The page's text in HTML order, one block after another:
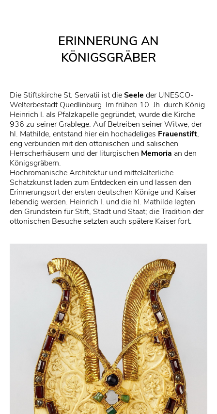
ERINNERUNG AN
KÖNIGSGRÄBER
Die Stiftskirche St. Servatii ist dieSeele der UNESCO-
Welterbestadt Quedlinburg. Im frühen 10. Jh. durch König
Heinrich I. als Pfalzkapelle gegründet, wurde die Kirche
936 zu seiner Grablege. Auf Betreiben seiner Witwe, der
hl. Mathilde, entstand hier ein hochadeliges Frauenstift,
eng verbunden mit den ottonischen und salischen
Herrscherhäusern und der liturgischen Memoria an den
Königsgräbern.
Hochromanische Architektur und mittelalterliche
Schatzkunst laden zum Entdecken ein und lassen den
Erinnerungsort der ersten deutschen Könige und Kaiser
lebendig werden. Heinrich I. und die hl. Mathilde legten
den Grundstein für Stift, Stadt und Staat; die Tradition der
ottonischen Besuche setzten auch spätere Kaiser fort.